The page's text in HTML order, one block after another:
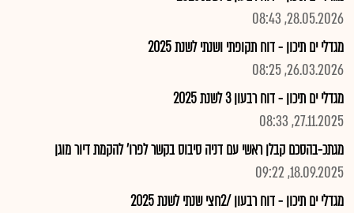
28.05.2026, 08:43
מגדלי ים תיכון - דוח תקופתי ושנתי לשנת 2025
26.03.2026, 08:25
מגדלי ים תיכון - דוח רבעון 3 לשנת 2025
27.11.2025, 08:33
מגתכ-בהסכם קבלן ראשי עם דניה סיבוס בקשר לפרו' להקמת דיור מוגן
18.09.2025, 09:22
מגדלי ים תיכון - דוח רבעון /2חצי שנתי לשנת 2025